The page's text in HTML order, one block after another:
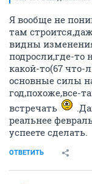
Я вообще не
там
видны
подросли,где-то
какой-то(67
основные силы
год,похоже,все-
встречать
реальнее
успеете сделать.
ОТВЕТИТЬ